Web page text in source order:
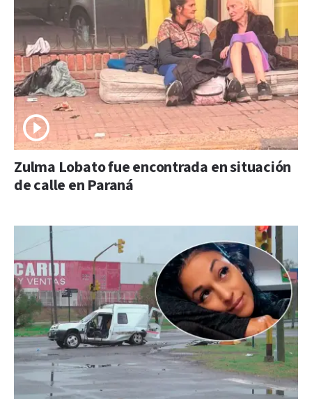
Zulma Lobato fue encontrada en situación
de calle en Paraná